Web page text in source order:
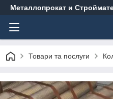
Металлопрокат и
Товари та послуги